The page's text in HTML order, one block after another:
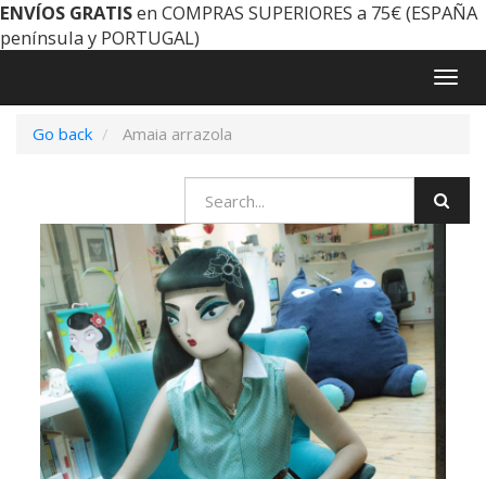
ENVÍOS GRATISen COMPRAS SUPERIORES a 75€ (ESPAÑA
península y PORTUGAL)
Go back
Amaia arrazola